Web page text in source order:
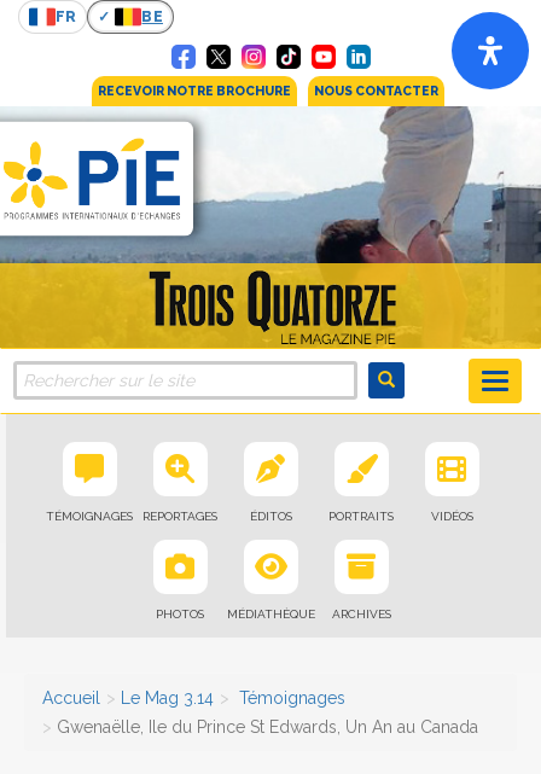
FR BE
RECEVOIR NOTRE BROCHURE NOUS CONTACTER
TÉMOIGNAGES REPORTAGES ÉDITOS PORTRAITS VIDÉOS
PHOTOS MÉDIATHÈQUE ARCHIVES
Accueil Le Mag 3.14
Témoignages
Gwenaëlle, Ile du Prince St Edwards, Un An au Canada